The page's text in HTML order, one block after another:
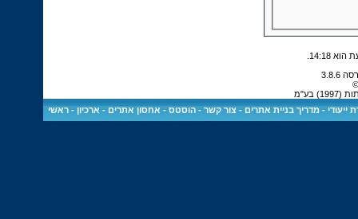
14:18
.
בע"מ
ייעודי -מדריך בניית אתרים -צור קשר -הוסטס - אחסון אתרים - ארכיון -ראשי